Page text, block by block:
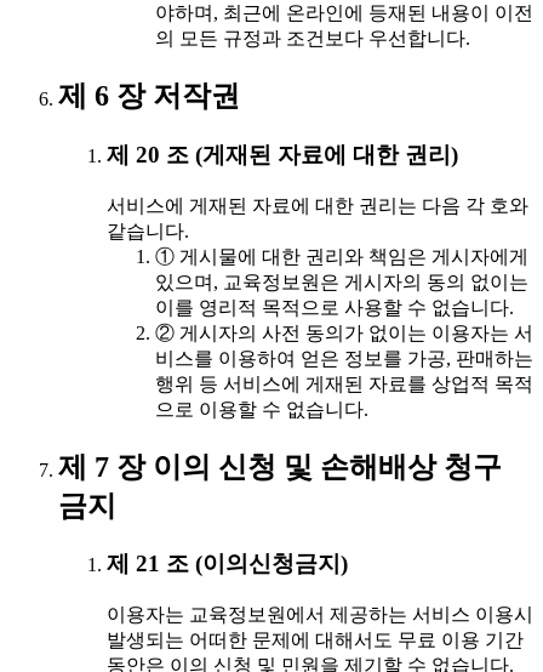
야하며, 최근에 온라인에 등재된 내용이 이전
의 모든 규정과 조건보다 우선합니다.
제 6 장 저작권
제 20 조 (게재된 자료에 대한 권리)
서비스에 게재된 자료에 대한 권리는 다음 각 호와
같습니다.
① 게시물에 대한 권리와 책임은 게시자에게
있으며, 교육정보원은 게시자의 동의 없이는
이를 영리적 목적으로 사용할 수 없습니다.
② 게시자의 사전 동의가 없이는 이용자는 서
비스를 이용하여 얻은 정보를 가공, 판매하는
행위 등 서비스에 게재된 자료를 상업적 목적
으로 이용할 수 없습니다.
제 7 장 이의 신청 및 손해배상 청구
금지
제 21 조 (이의신청금지)
이용자는 교육정보원에서 제공하는 서비스 이용시
발생되는 어떠한 문제에 대해서도 무료 이용 기간
동안은 이의 신청 및 민원을 제기할 수 없습니다.